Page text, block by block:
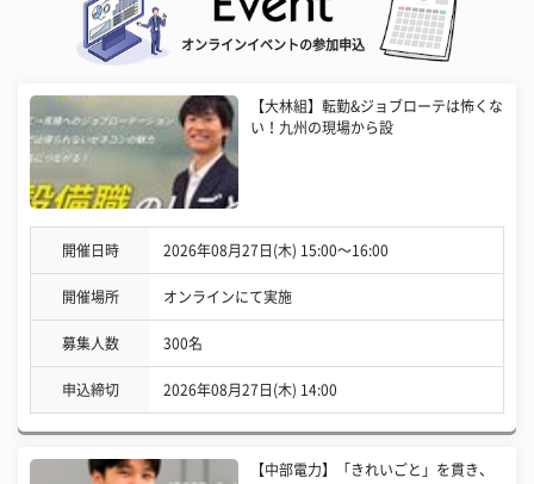
オンラインイベントの参加申込
【大林組】転勤&ジョブローテは怖くな
い！九州の現場から設
開催日時 2026年08月27日(木) 15:00〜16:00
開催場所 オンラインにて実施
募集人数 300名
申込締切 2026年08月27日(木) 14:00
【中部電力】「きれいごと」を貫き、